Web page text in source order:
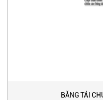
BĂNG TẢI